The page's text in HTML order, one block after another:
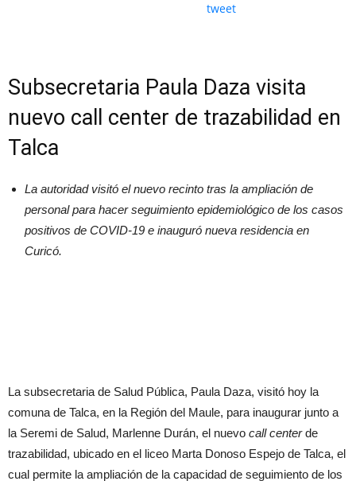
tweet
Subsecretaria Paula Daza visita
nuevo call center de trazabilidad en
Talca
La autoridad visitó el nuevo recinto tras la ampliación de
personal para hacer seguimiento epidemiológico de los casos
positivos de COVID-19 e inauguró nueva residencia en
Curicó.
La subsecretaria de Salud Pública, Paula Daza, visitó hoy la
comuna de Talca, en la Región del Maule, para inaugurar junto a
la Seremi de Salud, Marlenne Durán, el nuevo call centerde
trazabilidad, ubicado en el liceo Marta Donoso Espejo de Talca, el
cual permite la ampliación de la capacidad de seguimiento de los